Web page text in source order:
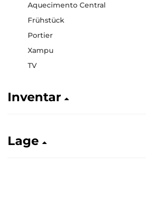
Aquecimento Central
Frühstück
Portier
Xampu
TV
Inventar
Lage